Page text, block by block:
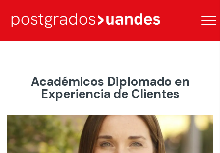
Académicos Diplomado en
Experiencia de Clientes